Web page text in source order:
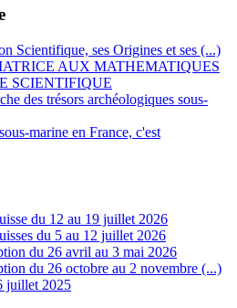
Scientifique, ses Origines et ses (...)
AUX MATHEMATIQUES
SCIENTIFIQUE
des trésors archéologiques sous-
marine en France, c'est
du 12 au 19 juillet 2026
du 5 au 12 juillet 2026
du 26 avril au 3 mai 2026
du 26 octobre au 2 novembre (...)
juillet 2025